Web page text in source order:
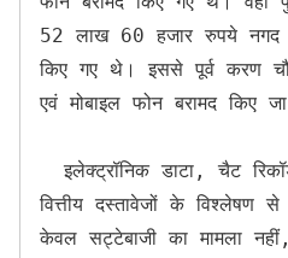
52 लाख 60 हजार रुपये नगद
किए गए थे। इससे पूर्व करण
एवं मोबाइल फोन बरामद किए
  इलेक्ट्रॉनिक डाटा, चैट रिकॉर्ड, यूपीआई लेनदेन एवं
वित्तीय दस्तावेजों के
केवल सट्टेबाजी का मामला